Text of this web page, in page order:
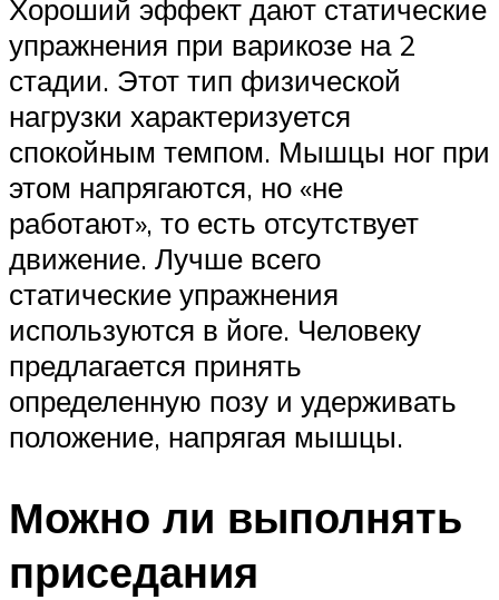
Хороший эффект дают статические
упражнения при варикозе на 2
стадии. Этот тип физической
нагрузки характеризуется
спокойным темпом. Мышцы ног при
этом напрягаются, но «не
работают», то есть отсутствует
движение. Лучше всего
статические упражнения
используются в йоге. Человеку
предлагается принять
определенную позу и удерживать
положение, напрягая мышцы.
Можно ли выполнять
приседания